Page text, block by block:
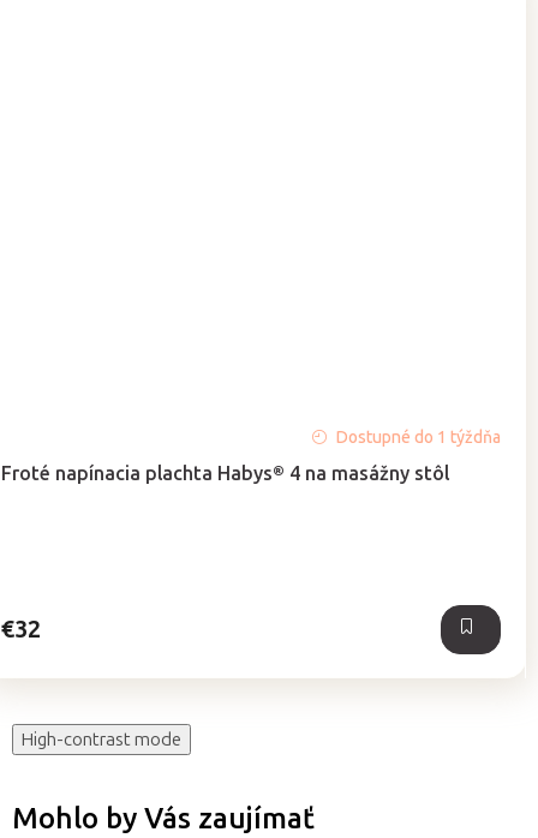
Froté napínacia plachta Habys® 4 na masážny stôl
hodnotenie
produktu
Dostupné do 1 týždňa
€32
High-contrast mode
Mohlo by Vás zaujímať